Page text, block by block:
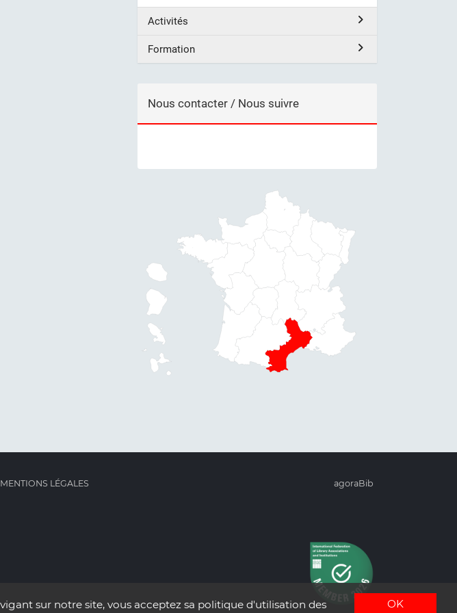
OK
sur notre site, vous acceptez sa politique d'utilisation des
Activités
Formation
Nous contacter / Nous suivre
MENTIONS LÉGALES agoraBib